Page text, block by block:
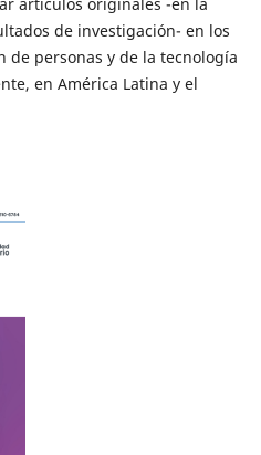
artículos originales -en la
de investigación- en los
de personas y de la tecnología
en América Latina y el